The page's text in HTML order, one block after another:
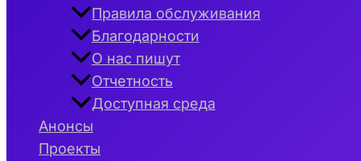
Правила обслуживания
Благодарности
О нас пишут
Отчетность
Доступная среда
Анонсы
Проекты